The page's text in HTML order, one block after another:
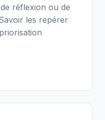
réflexion ou de
les repérer